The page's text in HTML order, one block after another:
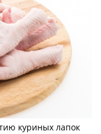
куриных лапок